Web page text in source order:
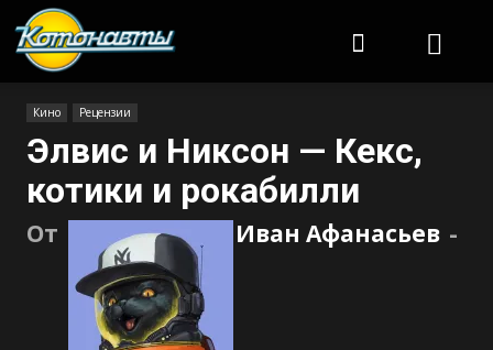
Кино Рецензии
Элвис и Никсон — Кекс,
котики и рокабилли
От Иван Афанасьев -